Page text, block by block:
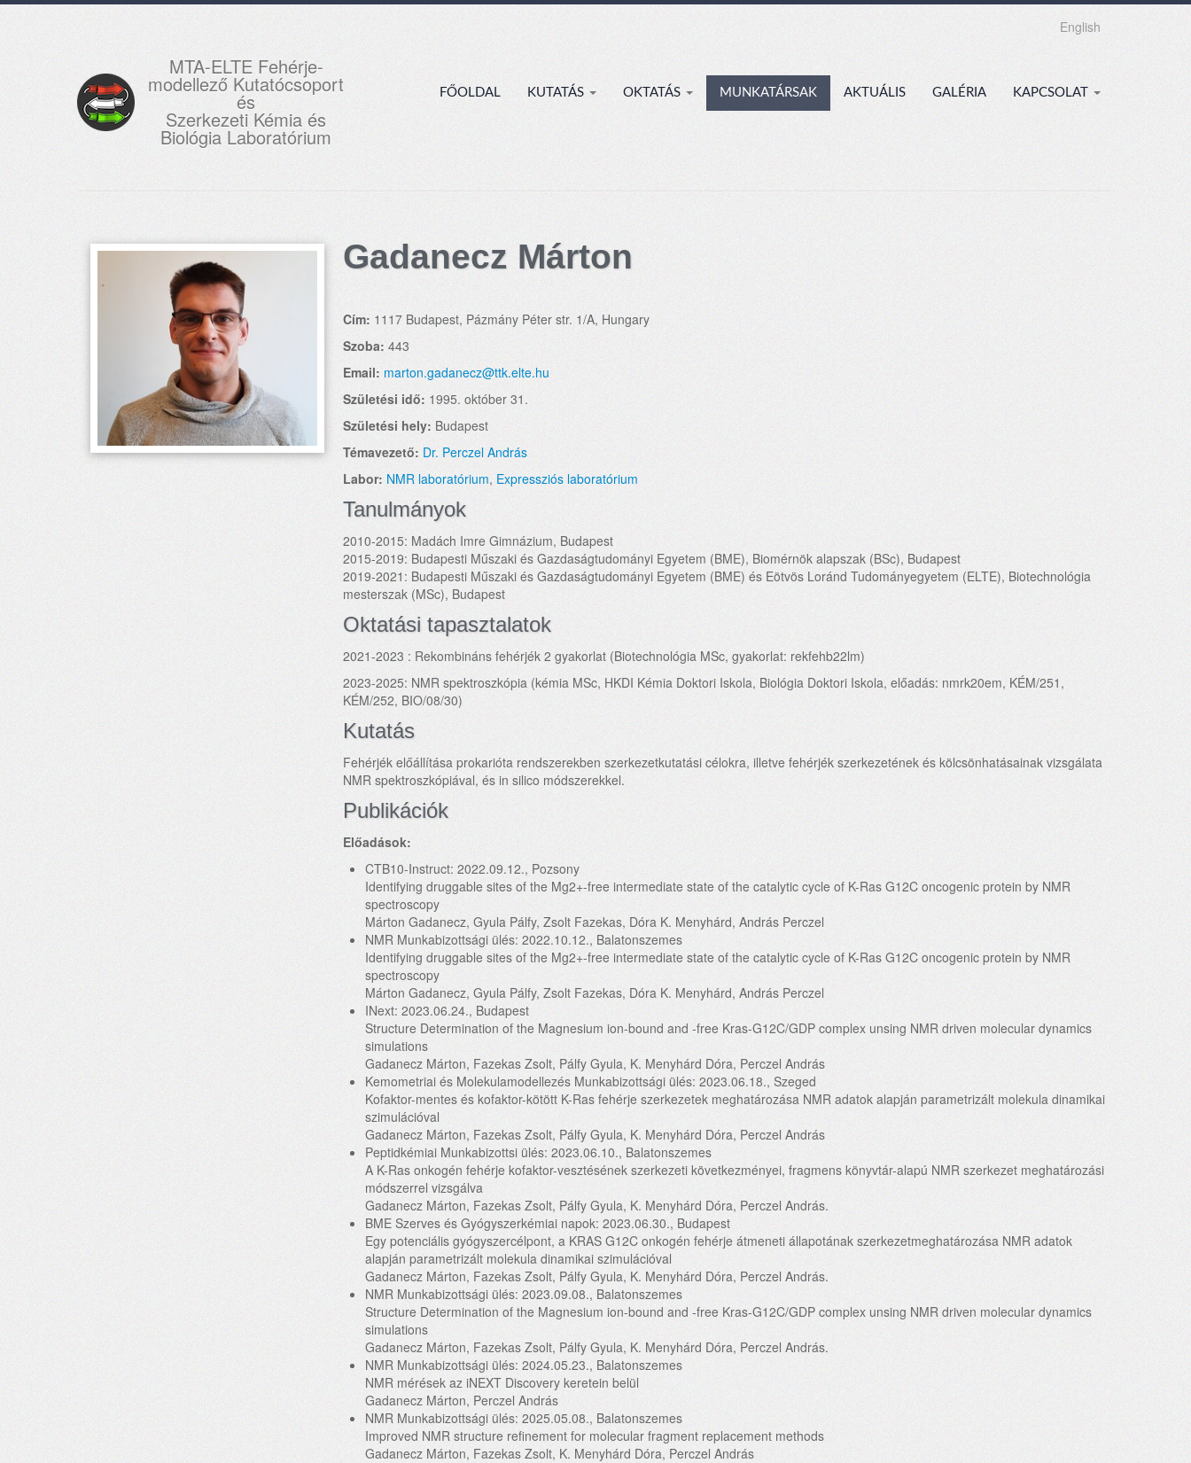
English
MTA-ELTE Fehérje-
modellező Kutatócsoport
és
Szerkezeti Kémia és
Biológia Laboratórium
FŐOLDAL KUTATÁS OKTATÁS MUNKATÁRSAK AKTUÁLIS GALÉRIA KAPCSOLAT
Gadanecz Márton
Cím: 1117 Budapest, Pázmány Péter str. 1/A, Hungary
Szoba: 443
Email: marton.gadanecz@ttk.elte.hu
Születési idő: 1995. október 31.
Születési hely: Budapest
Témavezető: Dr. Perczel András
Labor: NMR laboratórium, Expressziós laboratórium
Tanulmányok
2010-2015: Madách Imre Gimnázium, Budapest
2015-2019: Budapesti Műszaki és Gazdaságtudományi Egyetem (BME), Biomérnök alapszak (BSc), Budapest
2019-2021: Budapesti Műszaki és Gazdaságtudományi Egyetem (BME) és Eötvös Loránd Tudományegyetem (ELTE), Biotechnológia
mesterszak (MSc), Budapest
Oktatási tapasztalatok
2021-2023 : Rekombináns fehérjék 2 gyakorlat (Biotechnológia MSc, gyakorlat: rekfehb22lm)
2023-2025: NMR spektroszkópia (kémia MSc, HKDI Kémia Doktori Iskola, Biológia Doktori Iskola, előadás: nmrk20em, KÉM/251,
KÉM/252, BIO/08/30)
Kutatás
Fehérjék előállítása prokarióta rendszerekben szerkezetkutatási célokra, illetve fehérjék szerkezetének és kölcsönhatásainak vizsgálata
NMR spektroszkópiával, és in silico módszerekkel.
Publikációk
Előadások:
CTB10-Instruct: 2022.09.12., Pozsony
Identifying druggable sites of the Mg2+-free intermediate state of the catalytic cycle of K-Ras G12C oncogenic protein by NMR
spectroscopy
Márton Gadanecz, Gyula Pálfy, Zsolt Fazekas, Dóra K. Menyhárd, András Perczel
NMR Munkabizottsági ülés: 2022.10.12., Balatonszemes
Identifying druggable sites of the Mg2+-free intermediate state of the catalytic cycle of K-Ras G12C oncogenic protein by NMR
spectroscopy
Márton Gadanecz, Gyula Pálfy, Zsolt Fazekas, Dóra K. Menyhárd, András Perczel
INext: 2023.06.24., Budapest
Structure Determination of the Magnesium ion-bound and -free Kras-G12C/GDP complex unsing NMR driven molecular dynamics
simulations
Gadanecz Márton, Fazekas Zsolt, Pálfy Gyula, K. Menyhárd Dóra, Perczel András
Kemometriai és Molekulamodellezés Munkabizottsági ülés: 2023.06.18., Szeged
Kofaktor-mentes és kofaktor-kötött K-Ras fehérje szerkezetek meghatározása NMR adatok alapján parametrizált molekula dinamikai
szimulációval
Gadanecz Márton, Fazekas Zsolt, Pálfy Gyula, K. Menyhárd Dóra, Perczel András
Peptidkémiai Munkabizottsi ülés: 2023.06.10., Balatonszemes
A K-Ras onkogén fehérje kofaktor-vesztésének szerkezeti következményei, fragmens könyvtár-alapú NMR szerkezet meghatározási
módszerrel vizsgálva
Gadanecz Márton, Fazekas Zsolt, Pálfy Gyula, K. Menyhárd Dóra, Perczel András.
BME Szerves és Gyógyszerkémiai napok: 2023.06.30., Budapest
Egy potenciális gyógyszercélpont, a KRAS G12C onkogén fehérje átmeneti állapotának szerkezetmeghatározása NMR adatok
alapján parametrizált molekula dinamikai szimulációval
Gadanecz Márton, Fazekas Zsolt, Pálfy Gyula, K. Menyhárd Dóra, Perczel András.
NMR Munkabizottsági ülés: 2023.09.08., Balatonszemes
Structure Determination of the Magnesium ion-bound and -free Kras-G12C/GDP complex unsing NMR driven molecular dynamics
simulations
Gadanecz Márton, Fazekas Zsolt, Pálfy Gyula, K. Menyhárd Dóra, Perczel András.
NMR Munkabizottsági ülés: 2024.05.23., Balatonszemes
NMR mérések az iNEXT Discovery keretein belül
Gadanecz Márton, Perczel András
NMR Munkabizottsági ülés: 2025.05.08., Balatonszemes
Improved NMR structure refinement for molecular fragment replacement methods
Gadanecz Márton, Fazekas Zsolt, K. Menyhárd Dóra, Perczel András